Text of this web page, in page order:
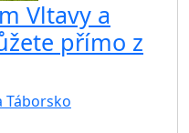
Vltavy a
přímo z
Táborsko